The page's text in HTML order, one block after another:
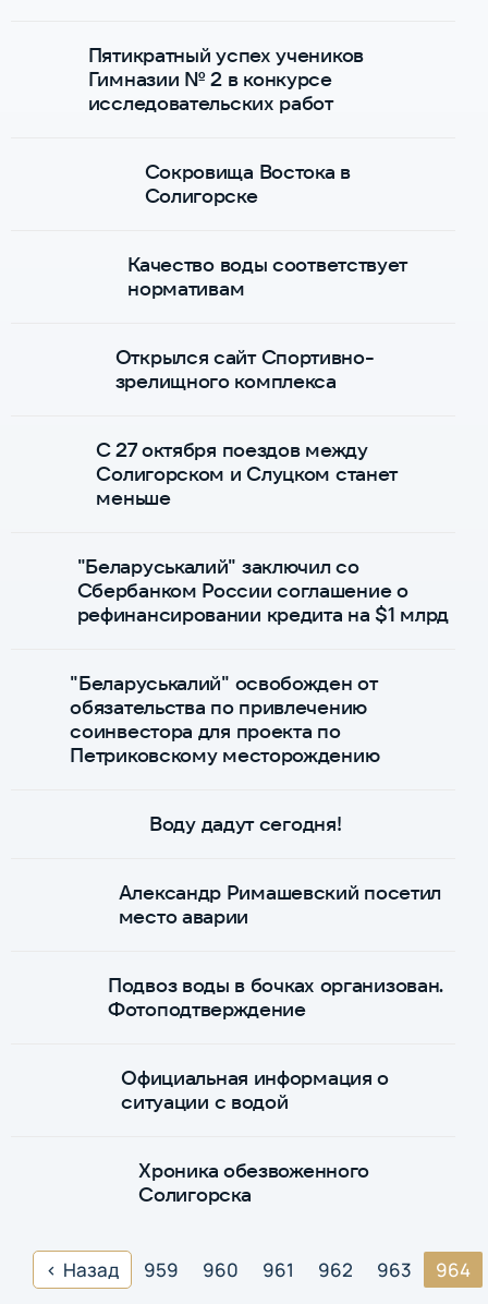
Пятикратный успех учеников
Гимназии № 2 в конкурсе
исследовательских работ
Сокровища Востока в
Солигорске
Качество воды соответствует
нормативам
Открылся сайт Спортивно-
зрелищного комплекса
С 27 октября поездов между
Солигорском и Слуцком станет
меньше
"Беларуськалий" заключил со
Сбербанком России соглашение о
рефинансировании кредита на $1 млрд
"Беларуськалий" освобожден от
обязательства по привлечению
соинвестора для проекта по
Петриковскому месторождению
Воду дадут сегодня!
Александр Римашевский посетил
место аварии
Подвоз воды в бочках организован.
Фотоподтверждение
Официальная информация о
ситуации с водой
Хроника обезвоженного
Солигорска
Назад 959 960 961 962 963 964